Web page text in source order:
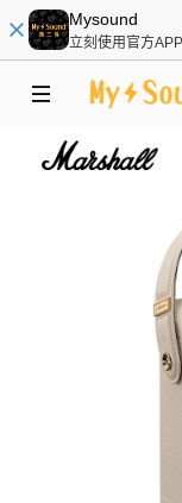
Mysound
立刻使用官方APP